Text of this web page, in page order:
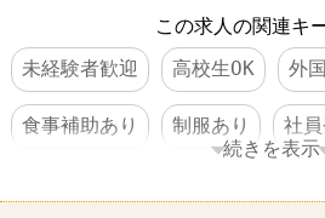
この求人の関連キ
未経験者歓迎
高校生OK 外
食事補助あり 制服あり 社
続きを表示